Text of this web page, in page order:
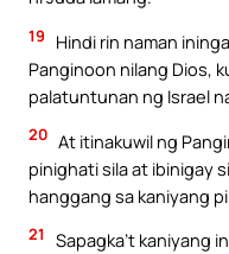
19
Hindi rin naman
Panginoon nilang Dios,
palatuntunan ng Israel
20 At itinakuwil ng
pinighati sila at ibinigay
hanggang sa kaniyang
21
Sapagka’t kaniyang